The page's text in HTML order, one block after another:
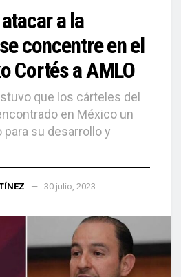
a la
concentre en el
Cortés a AMLO
que los cárteles del
en México un
su desarrollo y
30 julio, 2023